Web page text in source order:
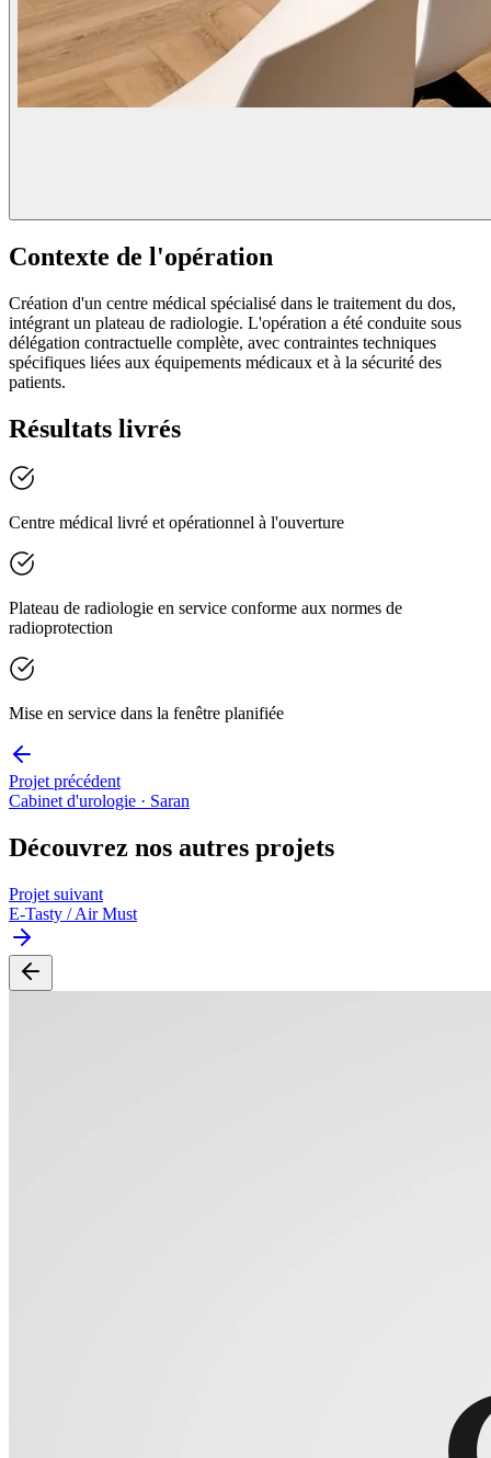
Contexte de l'opération
Création d'un centre médical spécialisé dans le traitement du dos,
intégrant un plateau de radiologie. L'opération a été conduite sous
délégation contractuelle complète, avec contraintes techniques
spécifiques liées aux équipements médicaux et à la sécurité des
patients.
Résultats livrés
Centre médical livré et opérationnel à l'ouverture
Plateau de radiologie en service conforme aux normes de
radioprotection
Mise en service dans la fenêtre planifiée
Projet précédent
Cabinet d'urologie · Saran
Découvrez nos autres projets
Projet suivant
E-Tasty / Air Must